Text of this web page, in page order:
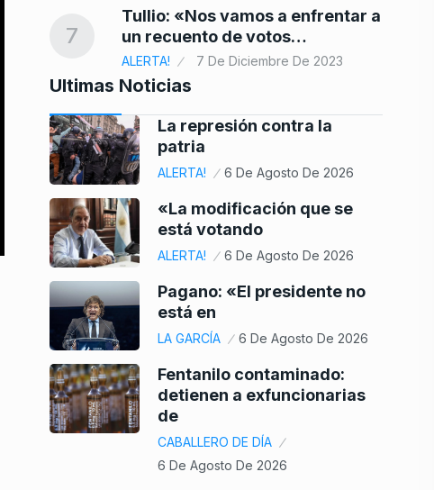
7
Tullio: «Nos vamos a enfrentar a
un recuento de votos…
ALERTA! 7 De Diciembre De 2023
Ultimas Noticias
La represión contra la
patria
ALERTA! 6 De Agosto De 2026
«La modificación que se
está votando
ALERTA! 6 De Agosto De 2026
Pagano: «El presidente no
está en
LA GARCÍA 6 De Agosto De 2026
Fentanilo contaminado:
detienen a exfuncionarias
de
CABALLERO DE DÍA
6 De Agosto De 2026